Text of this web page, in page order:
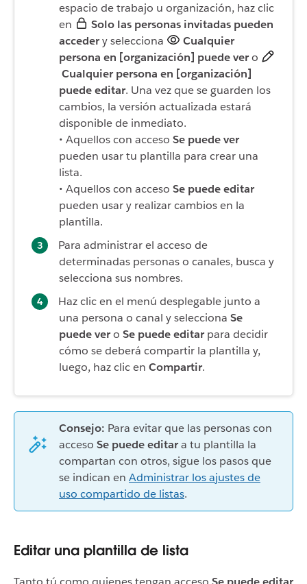
espacio de trabajo u organización, haz clic
en
Solo las personas invitadas pueden
accedery selecciona
Cualquier
persona en [organización] puede vero
Cualquier persona en [organización]
puede editar. Una vez que se guarden los
cambios, la versión actualizada estará
disponible de inmediato.
• Aquellos con acceso Se puede ver
pueden usar tu plantilla para crear una
lista.
• Aquellos con acceso Se puede editar
pueden usar y realizar cambios en la
plantilla.
Para administrar el acceso de
determinadas personas o canales, busca y
selecciona sus nombres.
Haz clic en el menú desplegable junto a
una persona o canal y selecciona Se
puede vero Se puede editarpara decidir
cómo se deberá compartir la plantilla y,
luego, haz clic en Compartir.
Consejo: Para evitar que las personas con
acceso Se puede editara tu plantilla la
compartan con otros, sigue los pasos que
se indican en Administrar los ajustes de
uso compartido de listas.
Editar una plantilla de lista